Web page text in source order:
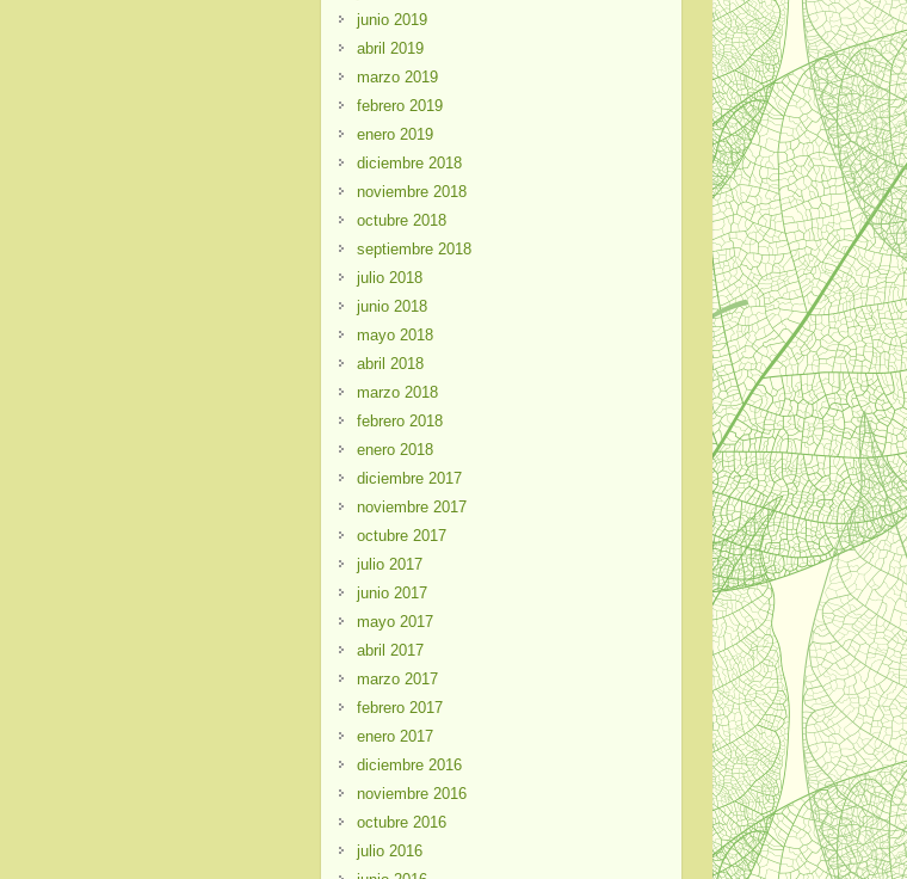
junio 2019
abril 2019
marzo 2019
febrero 2019
enero 2019
diciembre 2018
noviembre 2018
octubre 2018
septiembre 2018
julio 2018
junio 2018
mayo 2018
abril 2018
marzo 2018
febrero 2018
enero 2018
diciembre 2017
noviembre 2017
octubre 2017
julio 2017
junio 2017
mayo 2017
abril 2017
marzo 2017
febrero 2017
enero 2017
diciembre 2016
noviembre 2016
octubre 2016
julio 2016